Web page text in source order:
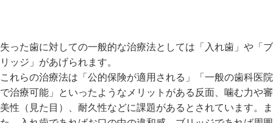
失った歯に対しての一般的な治療法としては「入れ歯」や「ブ
リッジ」があげられます。
これらの治療法は「公的保険が適用される」「一般の歯科医院
で治療可能」といったようなメリットがある反面、噛む力や審
美性（見た目）、耐久性などに課題があるとされています。ま